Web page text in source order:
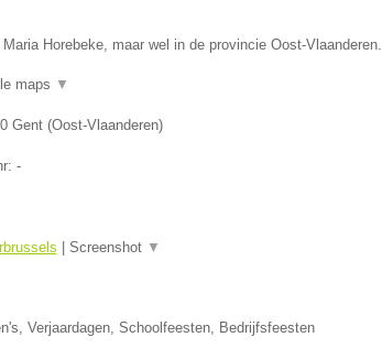
Horebeke, maar wel in de provincie Oost-Vlaanderen.
maps ▼
Gent(Oost-Vlaanderen)
-
Screenshot ▼
Verjaardagen, Schoolfeesten, Bedrijfsfeesten